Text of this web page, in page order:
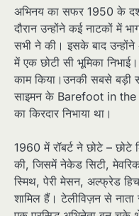
अभिनय का सफर 1950 के
दौरान उन्होंने कई नाटकों में
सभी ने की। इसके बाद उन्होंने
में एक छोटी सी भूमिका
काम किया।उनकी सबसे
साइमन के Barefoot in the
का किरदार निभाया था।
1960 में रॉबर्ट ने छोटे – छोटे
की, जिसमें नेकेड सिटी,
स्मिथ, पेरी मेसन, अल्फ्रेड
शामिल हैं। टेलीविज़न से नाता